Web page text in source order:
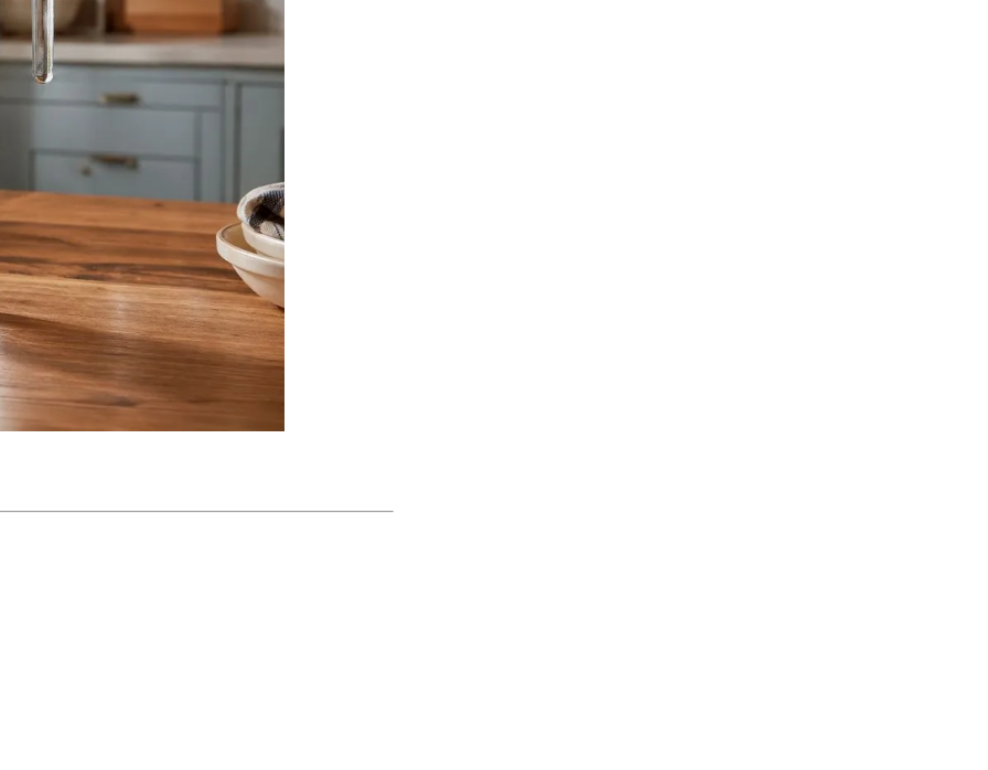
y moderno la convierte en el centro de atención de
por más tiempo. Practica, elegante y funcional a la